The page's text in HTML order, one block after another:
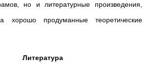
но и литературные произведения,
хорошо продуманные теоретические
Литература